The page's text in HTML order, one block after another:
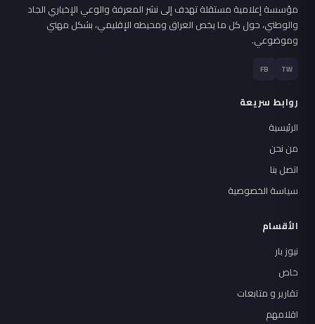
مؤسسة إعلامية مستقلة تهدف إلى نشر المعرفة والوعي الإخباري الجاد
والوطني، حول كل ما يخص العراق ومحيطه الإقليمي، بشكل مهني
وموضوعي.
TW
FB
روابط سريعة
الرئيسية
من نحن
اتصل بنا
سياسة الخصوصية
الأقسام
نيوز بار
خاص
تقارير و متابعات
اقلامهم